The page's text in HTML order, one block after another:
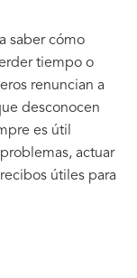
saber cómo
tiempo o
renuncian a
desconocen
es útil
actuar
útiles para